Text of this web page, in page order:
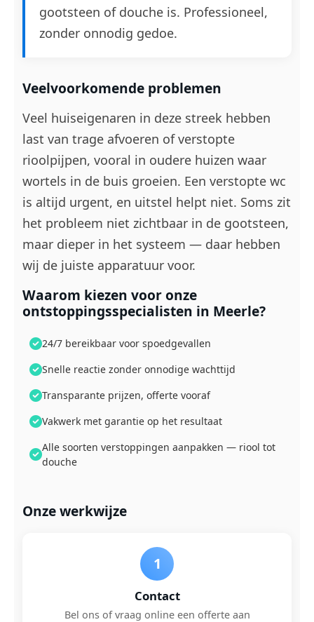
gootsteen of douche is. Professioneel,
zonder onnodig gedoe.
Veelvoorkomende problemen
Veel huiseigenaren in deze streek hebben
last van trage afvoeren of verstopte
rioolpijpen, vooral in oudere huizen waar
wortels in de buis groeien. Een verstopte wc
is altijd urgent, en uitstel helpt niet. Soms zit
het probleem niet zichtbaar in de gootsteen,
maar dieper in het systeem — daar hebben
wij de juiste apparatuur voor.
Waarom kiezen voor onze
ontstoppingsspecialisten in Meerle?
24/7 bereikbaar voor spoedgevallen
Snelle reactie zonder onnodige wachttijd
Transparante prijzen, offerte vooraf
Vakwerk met garantie op het resultaat
Alle soorten verstoppingen aanpakken — riool tot
douche
Onze werkwijze
1
Contact
Bel ons of vraag online een offerte aan